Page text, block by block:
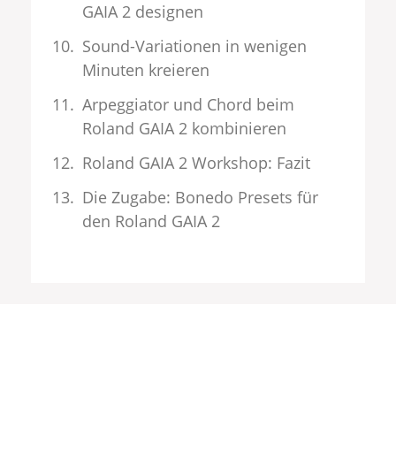
GAIA 2 designen
Sound-Variationen in wenigen
Minuten kreieren
Arpeggiator und Chord beim
Roland GAIA 2 kombinieren
Roland GAIA 2 Workshop: Fazit
Die Zugabe: Bonedo Presets für
den Roland GAIA 2